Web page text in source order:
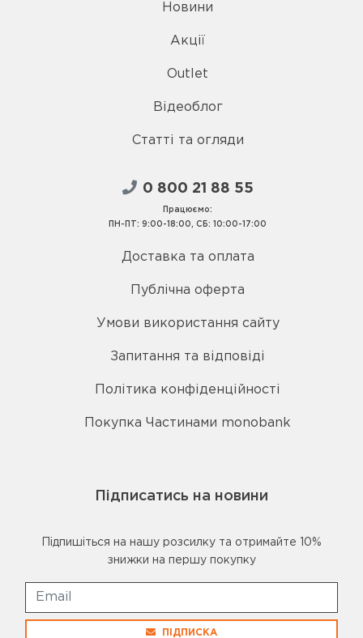
Новини
Акції
Outlet
Відеоблог
Статті та огляди
0 800 21 88 55
Працюємо:
ПН-ПТ: 9:00-18:00, СБ: 10:00-17:00
Доставка та оплата
Публічна оферта
Умови використання сайту
Запитання та відповіді
Політика конфіденційності
Покупка Частинами monobank
Підписатись на новини
Підпишіться на нашу розсилку та отримайте 10%
знижки на першу покупку
ПІДПИСКА